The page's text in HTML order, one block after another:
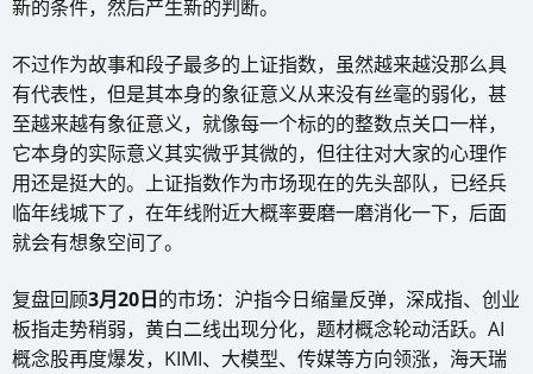
新的条件，然后产生新的判断。
不过作为故事和段子最多的上证指数，虽然越来越没那么具
有代表性，但是其本身的象征意义从来没有丝毫的弱化，甚
至越来越有象征意义，就像每一个标的的整数点关口一样，
它本身的实际意义其实微乎其微的，但往往对大家的心理作
用还是挺大的。上证指数作为市场现在的先头部队，已经兵
临年线城下了，在年线附近大概率要磨一磨消化一下，后面
就会有想象空间了。
复盘回顾3月20日的市场：沪指今日缩量反弹，深成指、创业
板指走势稍弱，黄白二线出现分化，题材概念轮动活跃。AI
概念股再度爆发，KIMI、大模型、传媒等方向领涨，海天瑞